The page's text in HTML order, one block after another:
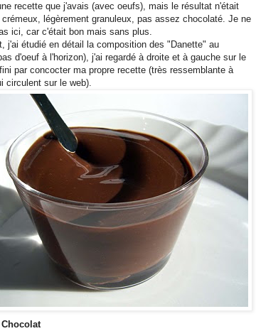
recette que j'avais (avec oeufs), mais le résultat n'était
légèrement granuleux, pas assez chocolaté. Je ne
ici, car c'était bon mais sans plus.
j'ai étudié en détail la composition des "Danette" au
d'oeuf à l'horizon), j'ai regardé à droite et à gauche sur le
par concocter ma propre recette (très ressemblante à
circulent sur le web).